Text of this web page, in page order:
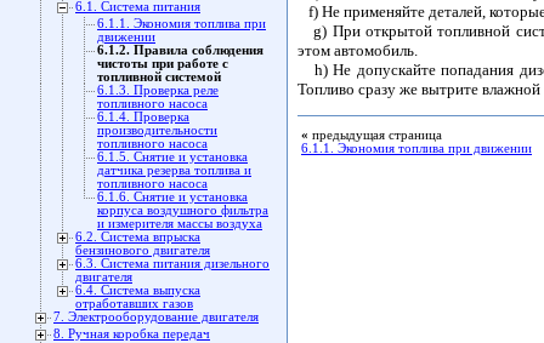
6.1. Система питания
6.1.1. Экономия топлива при
движении
6.1.2. Правила соблюдения
чистоты при работе с
топливной системой
6.1.3. Проверка реле
топливного насоса
6.1.4. Проверка
производительности
топливного насоса
6.1.5. Снятие и установка
датчика резерва топлива и
топливного насоса
6.1.6. Снятие и установка
корпуса воздушного фильтра
и измерителя массы воздуха
6.2. Система впрыска
бензинового двигателя
6.3. Система питания дизельного
двигателя
6.4. Система выпуска
отработавших газов
7. Электрооборудование двигателя
8. Ручная коробка передач
f) Не применяйте деталей,
g) При открытой топливной
этом автомобиль.
h) Не допускайте попадания
Топливо сразу же вытрите влажной
« предыдущая страница
6.1.1. Экономия топлива при движении